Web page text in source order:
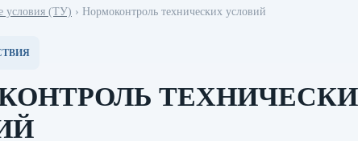
условия (ТУ) › Нормоконтроль технических условий